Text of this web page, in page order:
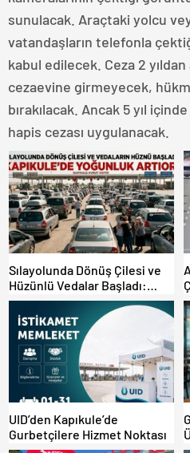
sunulacak. Araçtaki yolcu
vatandaşların telefonla
kabul edilecek. Ceza 2
cezaevine girmeyecek,
bırakılacak. Ancak 5 yıl
hapis cezası uygulanacak.
Sılayolunda Dönüş Çilesi ve
Hüzünlü Vedalar Başladı:
Kapıkule’de Yoğunluk Artıyor!
UID’den Kapıkule’de
Gurbetçilere Hizmet Noktası